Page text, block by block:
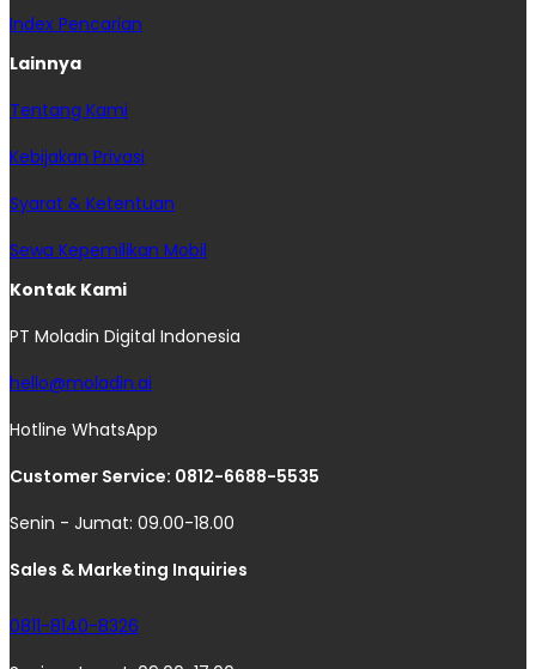
Index Pencarian
Lainnya
Tentang Kami
Kebijakan Privasi
Syarat & Ketentuan
Sewa Kepemilikan Mobil
Kontak Kami
PT Moladin Digital Indonesia
hello@moladin.ai
Hotline WhatsApp
Customer Service: 0812-6688-5535
Senin - Jumat: 09.00-18.00
Sales & Marketing Inquiries
0811-8140-8326